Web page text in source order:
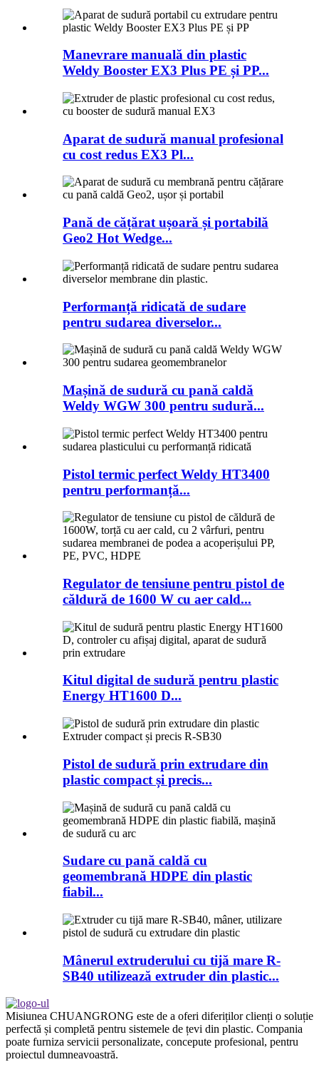
Manevrare manuală din plastic
Weldy Booster EX3 Plus PE și PP...
Aparat de sudură manual profesional
cu cost redus EX3 Pl...
Pană de cățărat ușoară și portabilă
Geo2 Hot Wedge...
Performanță ridicată de sudare
pentru sudarea diverselor...
Mașină de sudură cu pană caldă
Weldy WGW 300 pentru sudură...
Pistol termic perfect Weldy HT3400
pentru performanță...
Regulator de tensiune pentru pistol de
căldură de 1600 W cu aer cald...
Kitul digital de sudură pentru plastic
Energy HT1600 D...
Pistol de sudură prin extrudare din
plastic compact și precis...
Sudare cu pană caldă cu
geomembrană HDPE din plastic
fiabil...
Mânerul extruderului cu tijă mare R-
SB40 utilizează extruder din plastic...
Misiunea CHUANGRONG este de a oferi diferiților clienți o soluție
perfectă și completă pentru sistemele de țevi din plastic. Compania
poate furniza servicii personalizate, concepute profesional, pentru
proiectul dumneavoastră.